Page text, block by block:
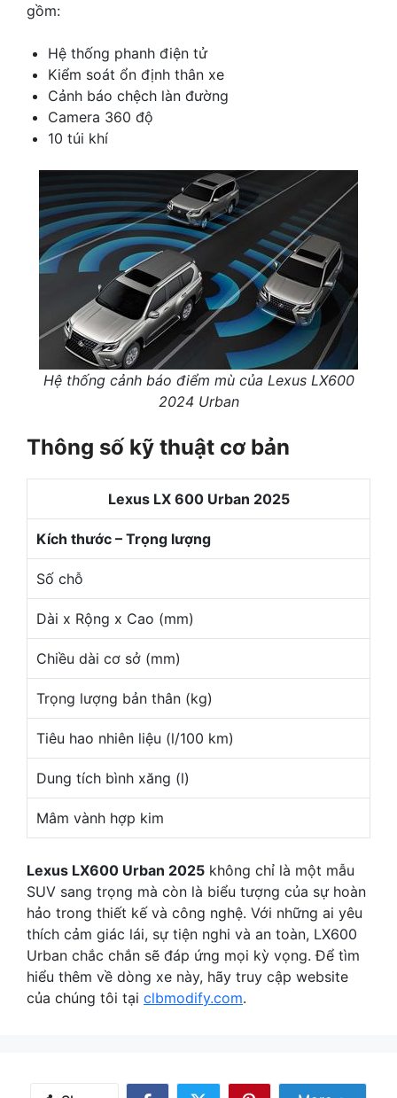
gồm:
Hệ thống phanh điện tử
Kiểm soát ổn định thân xe
Cảnh báo chệch làn đường
Camera 360 độ
10 túi khí
Hệ thống cảnh báo điểm mù của Lexus LX600
2024 Urban
Thông số kỹ thuật cơ bản
Lexus LX 600 Urban 2025
Kích thước – Trọng lượng
Số chỗ
Dài x Rộng x Cao (mm)
Chiều dài cơ sở (mm)
Trọng lượng bản thân (kg)
Tiêu hao nhiên liệu (l/100 km)
Dung tích bình xăng (l)
Mâm vành hợp kim
Lexus LX600 Urban 2025 không chỉ là một mẫu
SUV sang trọng mà còn là biểu tượng của sự hoàn
hảo trong thiết kế và công nghệ. Với những ai yêu
thích cảm giác lái, sự tiện nghi và an toàn, LX600
Urban chắc chắn sẽ đáp ứng mọi kỳ vọng. Để tìm
hiểu thêm về dòng xe này, hãy truy cập website
của chúng tôi tại clbmodify.com.